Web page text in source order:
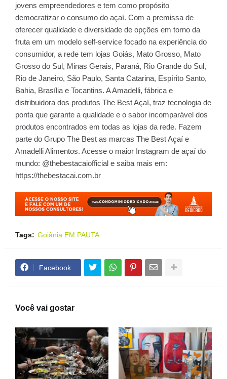
jovens empreendedores e tem como propósito
democratizar o consumo do açaí. Com a premissa de
oferecer qualidade e diversidade de opções em torno da
fruta em um modelo self-service focado na experiência do
consumidor, a rede tem lojas Goiás, Mato Grosso, Mato
Grosso do Sul, Minas Gerais, Paraná, Rio Grande do Sul,
Rio de Janeiro, São Paulo, Santa Catarina, Espírito Santo,
Bahia, Brasília e Tocantins. A Amadelli, fábrica e
distribuidora dos produtos The Best Açaí, traz tecnologia de
ponta que garante a qualidade e o sabor incomparável dos
produtos encontrados em todas as lojas da rede. Fazem
parte do Grupo The Best as marcas The Best Açaí e
Amadelli Alimentos. Acesse o maior Instagram de açaí do
mundo: @thebestacaiofficial e saiba mais em:
https://thebestacai.com.br
Tags: Goiânia EM PAUTA
Facebook
Você vai gostar